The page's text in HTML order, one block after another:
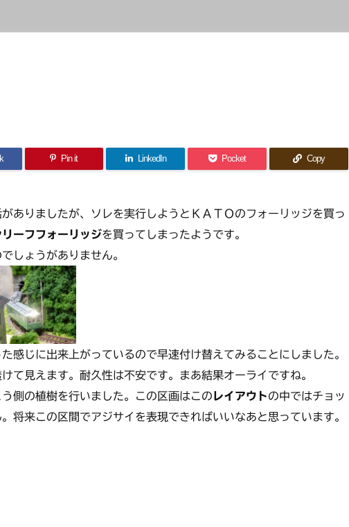
Pin it LinkedIn Pocket Copy
ありましたが、ソレを実行しようとＫＡＴＯのフォーリッジを買っ
ーフフォーリッジを買ってしまったようです。
しょうがありません。
感じに出来上がっているので早速付け替えてみることにしました。
て見えます。耐久性は不安です。まあ結果オーライですね。
側の植樹を行いました。この区画はこの レイアウトの中ではチョッ
将来この区間でアジサイを表現できればいいなあと思っています。